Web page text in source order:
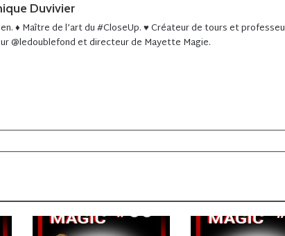
Duvivier
♦️ Maître de l’art du #CloseUp. ♥️ Créateur de tours et
@ledoublefond et directeur de Mayette Magie.